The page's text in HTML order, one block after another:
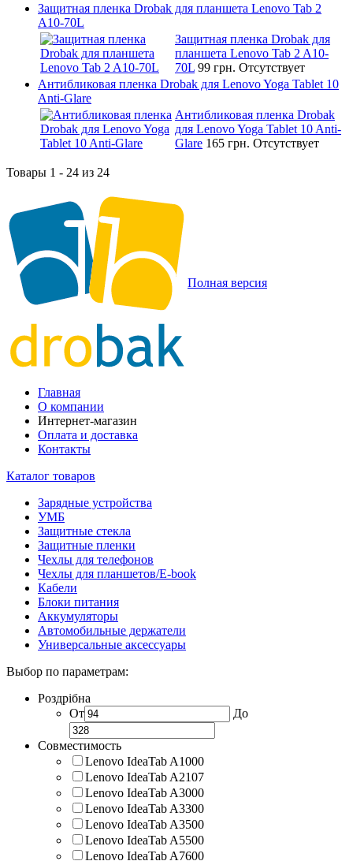
Защитная пленка Drobak для планшета Lenovo Tab 2
A10-70L
Защитная пленка Drobak для
планшета Lenovo Tab 2 A10-
70L 99 грн. Отсутствует
Антибликовая пленка Drobak для Lenovo Yoga Tablet 10
Anti-Glare
Антибликовая пленка Drobak
для Lenovo Yoga Tablet 10 Anti-
Glare 165 грн. Отсутствует
Товары 1 - 24 из 24
Полная версия
Главная
О компании
Интернет-магазин
Оплата и доставка
Контакты
Каталог товаров
Зарядные устройства
УМБ
Защитные стекла
Защитные пленки
Чехлы для телефонов
Чехлы для планшетов/E-book
Кабели
Блоки питания
Аккумуляторы
Автомобильные держатели
Универсальные аксессуары
Выбор по параметрам:
Роздрібна
От
До
Совместимость
Lenovo IdeaTab A1000
Lenovo IdeaTab A2107
Lenovo IdeaTab A3000
Lenovo IdeaTab A3300
Lenovo IdeaTab A3500
Lenovo IdeaTab A5500
Lenovo IdeaTab A7600